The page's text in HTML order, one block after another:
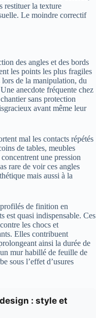
restituer la texture
Le moindre correctif
des angles et des bords
les points les plus fragiles
lors de la manipulation, du
anecdote fréquente chez
sans protection
avant même leur
mal les contacts répétés
de tables, meubles
une pression
rare de voir ces angles
mais aussi à la
de finition en
est quasi indispensable. Ces
les chocs et
Elles contribuent
ainsi la durée de
mur habillé de feuille de
sous l’effet d’usures
: style et